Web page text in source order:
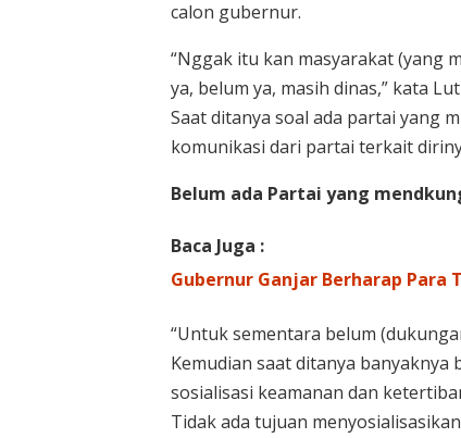
calon gubernur.
“Nggak itu kan masyarakat (yang
ya, belum ya, masih dinas,” kata
Saat ditanya soal ada partai yang
komunikasi dari partai terkait
Belum ada Partai yang
Baca Juga :
Gubernur Ganjar Berharap Para
“Untuk sementara belum
Kemudian saat ditanya
sosialisasi keamanan dan
Tidak ada tujuan